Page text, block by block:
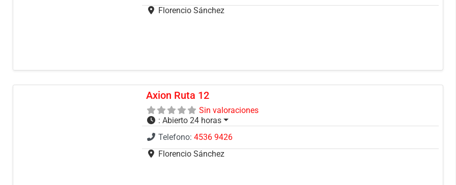
Florencio Sánchez
Axion Ruta 12
Sin valoraciones
:Abierto 24 horas
Telefono:4536 9426
Florencio Sánchez